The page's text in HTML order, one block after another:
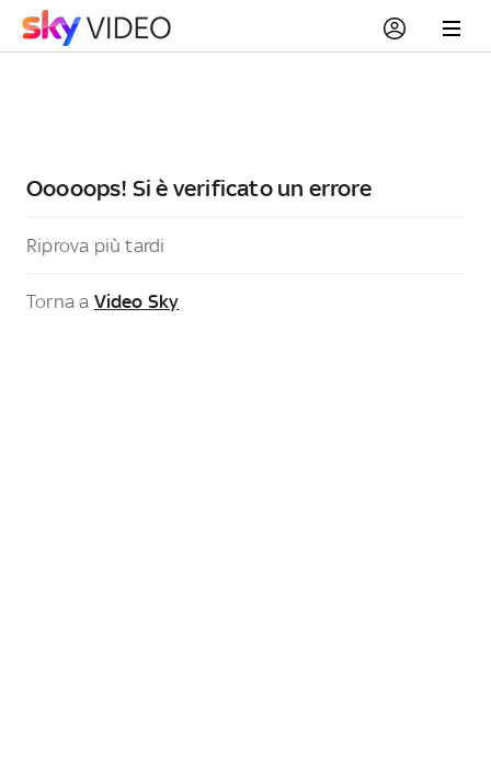
Ooooops! Si è verificato un errore
Riprova più tardi
Torna a Video Sky